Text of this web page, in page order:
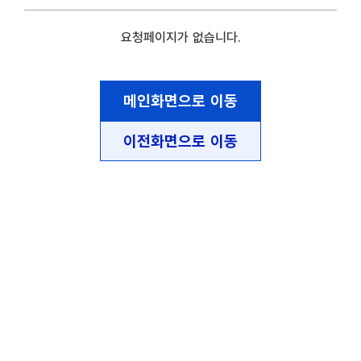
요청페이지가 없습니다.
메인화면으로 이동
이전화면으로 이동